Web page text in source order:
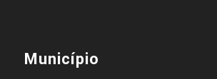
Município